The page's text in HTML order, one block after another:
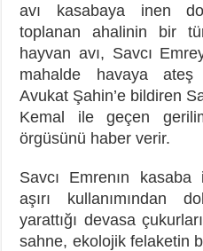
avı kasabaya inen
toplanan ahalinin bir
hayvan avı, Savcı
mahalde havaya ateş
Avukat Şahin’e bildiren
Kemal ile geçen
örgüsünü haber verir.
Savcı Emrenın kasaba
aşırı kullanımından
yarattığı devasa
sahne, ekolojik felaketin